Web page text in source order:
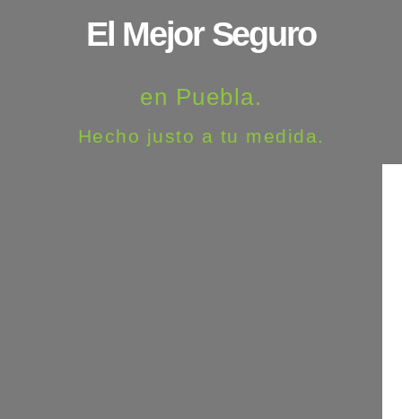
El Mejor Seguro
en Puebla.
Hecho justo a tu medida.